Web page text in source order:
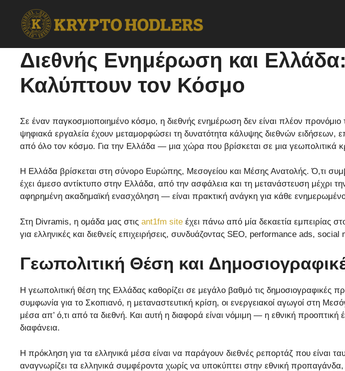
content
Διεθνής Ενημέρωση και
Καλύπτουν τον Κόσμο
Σε έναν παγκοσμιοποιημένο κόσμο, η διεθνής ενημέρωση δεν είναι πλέον
ψηφιακά εργαλεία έχουν μεταμορφώσει τη δυνατότητα κάλυψης διεθνών ειδήσεων,
από όλο τον κόσμο. Για την Ελλάδα — μια χώρα που βρίσκεται σε μια γεωπολιτικά
Η Ελλάδα βρίσκεται στη σύνορο Ευρώπης, Μεσογείου και Μέσης Ανατολής. Ό,τι
έχει άμεσο αντίκτυπο στην Ελλάδα, από την ασφάλεια και τη μετανάστευση μέχρι
αφηρημένη ακαδημαϊκή ενασχόληση — είναι πρακτική ανάγκη για κάθε
Στη Divramis, η ομάδα μας στις ant1fm site έχει πάνω από μία δεκαετία εμπειρίας
για ελληνικές και διεθνείς επιχειρήσεις, συνδυάζοντας SEO, performance ads,
Γεωπολιτική Θέση και
Η γεωπολιτική θέση της Ελλάδας καθορίζει σε μεγάλο βαθμό τις δημοσιογραφικές
συμφωνία για το Σκοπιανό, η μεταναστευτική κρίση, οι ενεργειακοί αγωγοί στη
μέσα απ’ ό,τι από τα διεθνή. Και αυτή η διαφορά είναι νόμιμη — η εθνική προοπτική
διαφάνεια.
Η πρόκληση για τα ελληνικά μέσα είναι να παράγουν διεθνές ρεπορτάζ που είναι
αναγνωρίζει τα ελληνικά συμφέροντα χωρίς να υποκύπτει στην εθνική προπαγάνδα,